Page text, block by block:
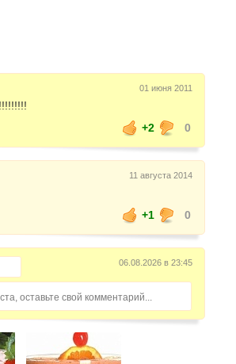
01 июня 2011
+2
0
11 августа 2014
+1
0
06.08.2026 в 23:45
оставьте свой комментарий...